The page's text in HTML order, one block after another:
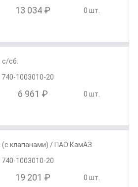
13 034 ₽ 0 шт.
с/сб.
740-1003010-20
6 961 ₽ 0 шт.
(с клапанами) / ПАО КамАЗ
740-1003010-20
19 201 ₽ 0 шт.